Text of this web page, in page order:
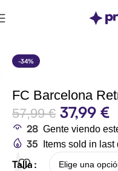
-34%
FC Barcelona
57,99€ 37,99 €
28 Gente viendo
35 Items sold in last
Talla